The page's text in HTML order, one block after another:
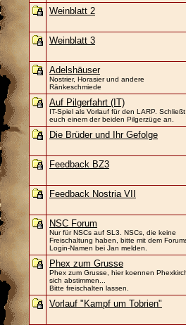
Weinblatt 2
Weinblatt 3
Adelshäuser
Nostrier, Horasier und andere
Ränkeschmiede
Auf Pilgerfahrt (IT)
IT-Spiel als Vorlauf für den LARP. Schließt
euch einem der beiden Pilgerzüge an.
Die Brüder und Ihr Gefolge
Feedback BZ3
Feedback Nostria VII
NSC Forum
Nur für NSCs auf SL3. NSCs, die keine
Freischaltung haben, bitte mit dem
Login-Namen bei Jan melden.
Phex zum Grusse
Phex zum Grusse, hier koennen
sich abstimmen...
Bitte freischalten lassen.
Vorlauf "Kampf um Tobrien"